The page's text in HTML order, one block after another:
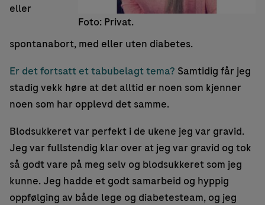
Foto: Privat.
eller
spontanabort, med eller uten diabetes.
Er det fortsatt et tabubelagt tema? Samtidig får jeg
stadig vekk høre at det alltid er noen som kjenner
noen som har opplevd det samme.
Blodsukkeret var perfekt i de ukene jeg var gravid.
Jeg var fullstendig klar over at jeg var gravid og tok
så godt vare på meg selv og blodsukkeret som jeg
kunne. Jeg hadde et godt samarbeid og hyppig
oppfølging av både lege og diabetesteam, og jeg